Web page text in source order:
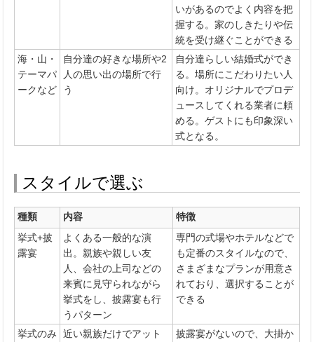
いがあるのでよく内容を把
握する。家のしきたりや伝
統を受け継ぐことができる
海・山・
テーマパ
ークなど
自分達の好きな場所や2
人の思い出の場所で行
う
自分達らしい結婚式ができ
る。場所にこだわりたい人
向け。オリジナルでプロデ
ュースしてくれる業者に頼
める。ゲストにも印象深い
式となる。
スタイルで選ぶ
種類 内容
特徴
挙式+披
露宴
よくある一般的な演
出。親族や親しい友
人、会社の上司などの
来賓に見守られながら
挙式をし、披露宴も行
うパターン
専門の式場やホテルなどで
も定番のスタイルなので、
さまざまなプランが用意さ
れており、選択することが
できる
挙式のみ
近い親族だけでアット
披露宴がないので、大掛か